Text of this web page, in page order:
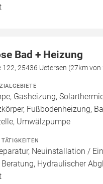
Bad + Heizung
122, 25436 Uetersen (27km
Gasheizung,
Fußbodenheizung,
Umwälzpumpe
Neuinstallation /
Hydraulischer